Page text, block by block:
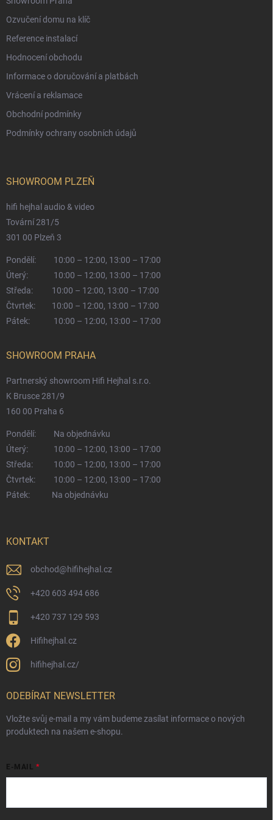
Ozvučení domu na klíč
Reference instalací
Hodnocení obchodu
Informace o doručování a platbách
Vrácení a reklamace
Obchodní podmínky
Podmínky ochrany osobních údajů
SHOWROOM PLZEŇ
hifi hejhal audio & video
Tovární 281/5
301 00 Plzeň 3
Pondělí:
10:00 – 12:00, 13:00 – 17:00
Úterý:
10:00 – 12:00, 13:00 – 17:00
Středa:
10:00 – 12:00, 13:00 – 17:00
Čtvrtek:
10:00 – 12:00, 13:00 – 17:00
Pátek:
10:00 – 12:00, 13:00 – 17:00
SHOWROOM PRAHA
Partnerský showroom Hifi Hejhal s.r.o.
K Brusce 281/9
160 00 Praha 6
Pondělí:
Na objednávku
Úterý:
10:00 – 12:00, 13:00 – 17:00
Středa:
10:00 – 12:00, 13:00 – 17:00
Čtvrtek:
10:00 – 12:00, 13:00 – 17:00
Pátek:
Na objednávku
KONTAKT
obchod@hifihejhal.cz
+420 603 494 686
+420 737 129 593
Hifihejhal.cz
hifihejhal.cz/
ODEBÍRAT NEWSLETTER
Vložte svůj e-mail a my vám budeme zasílat informace o nových
produktech na našem e-shopu.
E-MAIL